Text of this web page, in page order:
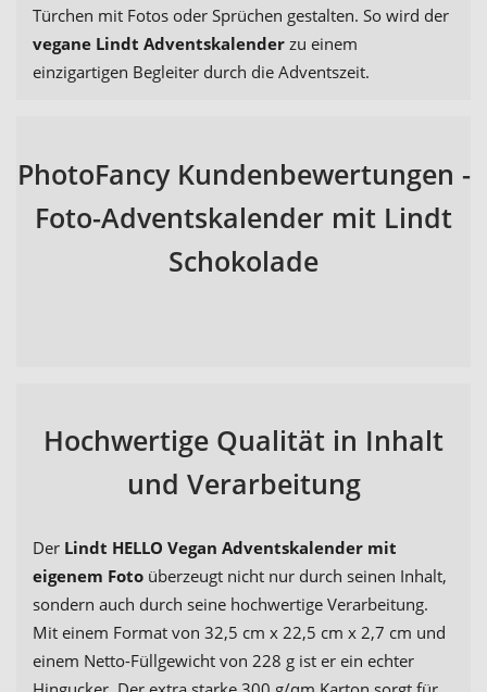
Türchen mit Fotos oder Sprüchen gestalten. So wird der
vegane Lindt Adventskalender zu einem
einzigartigen Begleiter durch die Adventszeit.
PhotoFancy Kundenbewertungen -
Foto-Adventskalender mit Lindt
Schokolade
Hochwertige Qualität in Inhalt
und Verarbeitung
Der Lindt HELLO Vegan Adventskalender mit
eigenem Foto überzeugt nicht nur durch seinen Inhalt,
sondern auch durch seine hochwertige Verarbeitung.
Mit einem Format von 32,5 cm x 22,5 cm x 2,7 cm und
einem Netto-Füllgewicht von 228 g ist er ein echter